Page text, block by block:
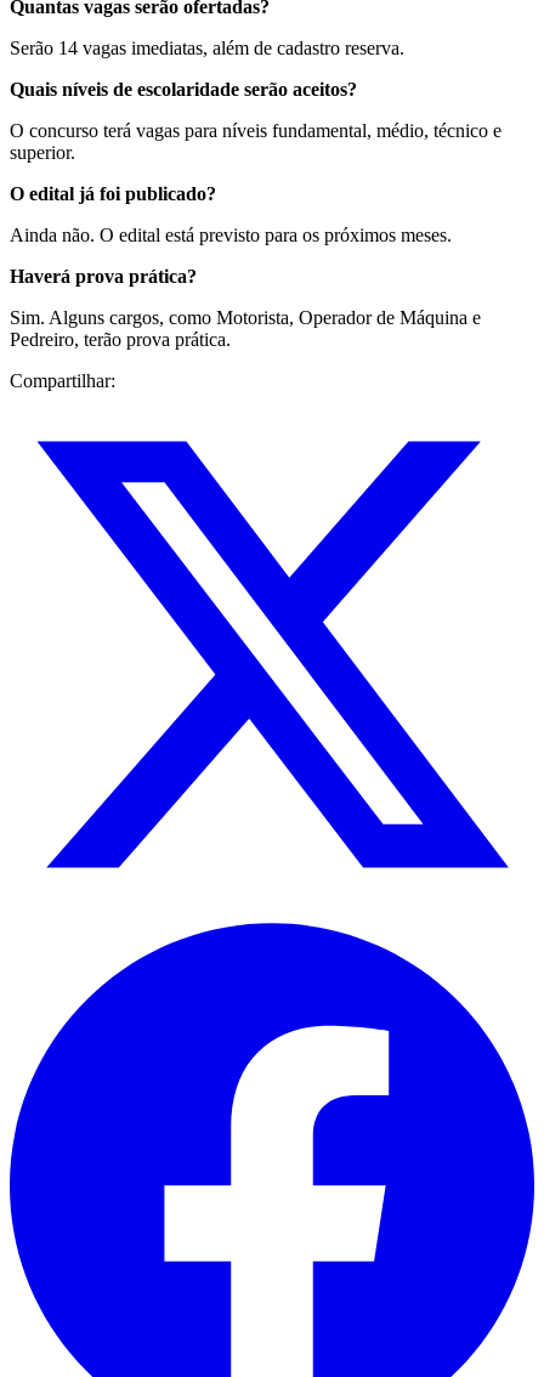
Quantas vagas serão ofertadas?
Serão 14 vagas imediatas, além de cadastro reserva.
Quais níveis de escolaridade serão aceitos?
O concurso terá vagas para níveis fundamental, médio, técnico e
superior.
O edital já foi publicado?
Ainda não. O edital está previsto para os próximos meses.
Haverá prova prática?
Sim. Alguns cargos, como Motorista, Operador de Máquina e
Pedreiro, terão prova prática.
Compartilhar: